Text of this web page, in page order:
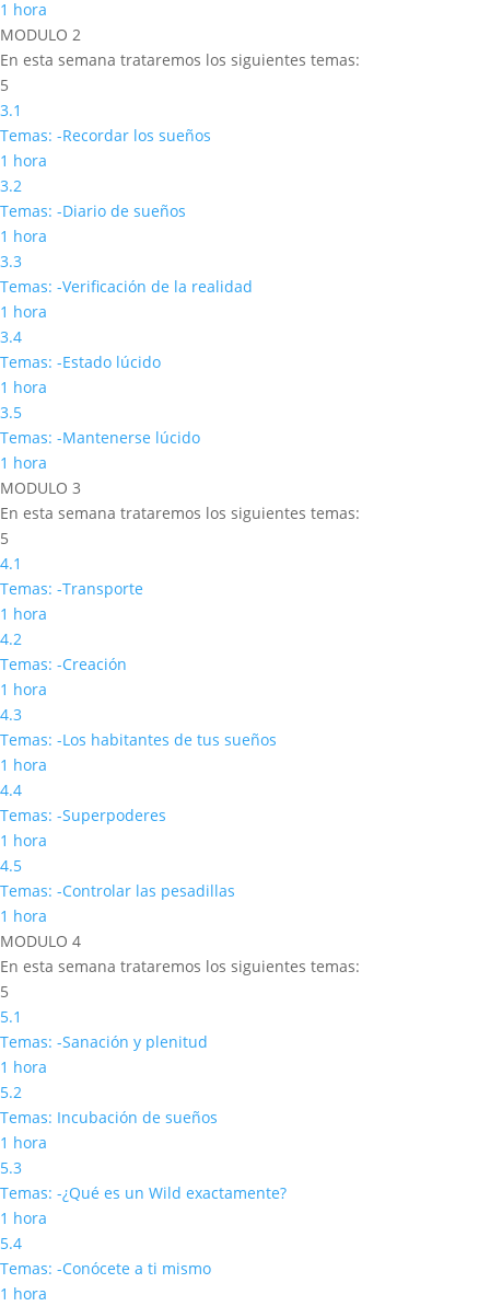
1 hora
MODULO 2
En esta semana trataremos los siguientes temas:
5
3.1
Temas: -Recordar los sueños
1 hora
3.2
Temas: -Diario de sueños
1 hora
3.3
Temas: -Verificación de la realidad
1 hora
3.4
Temas: -Estado lúcido
1 hora
3.5
Temas: -Mantenerse lúcido
1 hora
MODULO 3
En esta semana trataremos los siguientes temas:
5
4.1
Temas: -Transporte
1 hora
4.2
Temas: -Creación
1 hora
4.3
Temas: -Los habitantes de tus sueños
1 hora
4.4
Temas: -Superpoderes
1 hora
4.5
Temas: -Controlar las pesadillas
1 hora
MODULO 4
En esta semana trataremos los siguientes temas:
5
5.1
Temas: -Sanación y plenitud
1 hora
5.2
Temas: Incubación de sueños
1 hora
5.3
Temas: -¿Qué es un Wild exactamente?
1 hora
5.4
Temas: -Conócete a ti mismo
1 hora